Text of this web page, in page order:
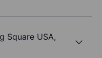
Square USA,